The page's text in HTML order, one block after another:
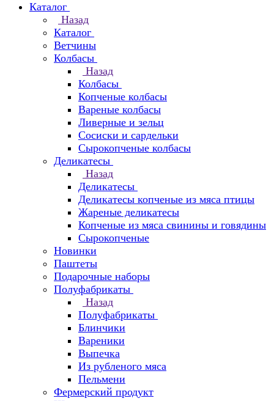
Каталог
Назад
Каталог
Ветчины
Колбасы
Назад
Колбасы
Копченые колбасы
Вареные колбасы
Ливерные и зельц
Сосиски и сардельки
Сырокопченые колбасы
Деликатесы
Назад
Деликатесы
Деликатесы копченые из мяса птицы
Жареные деликатесы
Копченые из мяса свинины и говядины
Сырокопченые
Новинки
Паштеты
Подарочные наборы
Полуфабрикаты
Назад
Полуфабрикаты
Блинчики
Вареники
Выпечка
Из рубленого мяса
Пельмени
Фермерский продукт